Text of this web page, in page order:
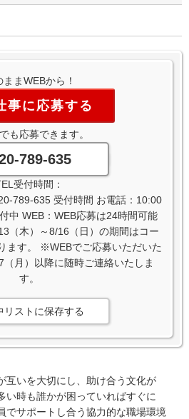
ままWEBから！
事に応募する
も応募できます。
789-635
受付時間：
789-635 受付時間 お電話：10:00
中 WEB：WEB応募は24時間可能
（木）～8/16（日）の期間はコー
ます。 ※WEBでご応募いただいた
月）以降に随時ご連絡いたしま
す。
リストに保存する
互いを大切にし、助け合う文化が
い時も誰かが困っていればすぐに
でサポートし合う協力的な職場環境